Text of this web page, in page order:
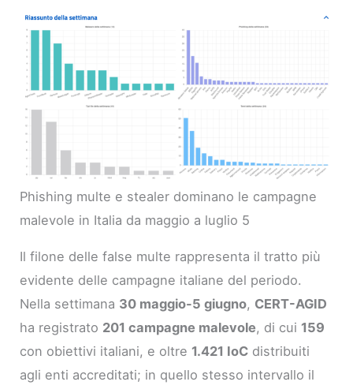
Phishing multe e stealer dominano le campagne
malevole in Italia da maggio a luglio 5
Il filone delle false multe rappresenta il tratto più
evidente delle campagne italiane del periodo.
Nella settimana 30 maggio-5 giugno, CERT-AGID
ha registrato 201 campagne malevole, di cui 159
con obiettivi italiani, e oltre 1.421 IoC distribuiti
agli enti accreditati; in quello stesso intervallo il